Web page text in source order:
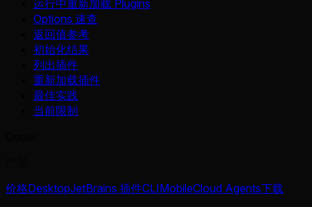
运行中重新加载 Plugins
Options 速查
返回值参考
初始化结果
列出插件
重新加载插件
最佳实践
当前限制
价格DesktopJetBrains 插件CLIMobileCloud Agents下载